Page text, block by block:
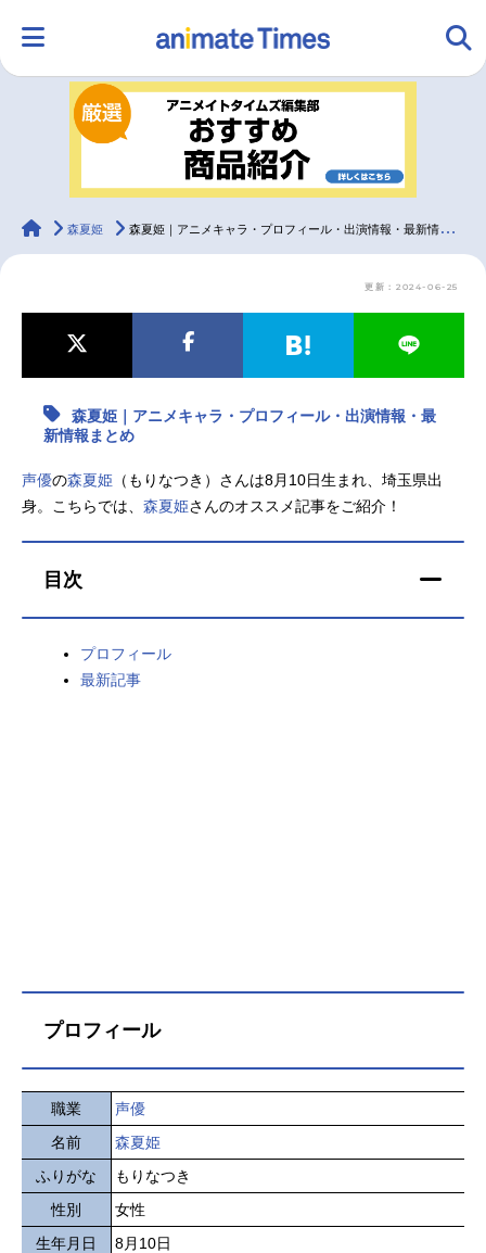
ランキング アニメ
ラジオ
最新記事一覧
アニメ記事一覧 声優記事一覧
今期アニメ曜日別一覧
春アニメ 夏アニメ
秋アニメ
animateTimes
森夏姫 森夏姫｜アニメキャラ・プロフィール・出演情報・最新情報まとめ
更新：2024-06-25
森夏姫｜アニメキャラ・プロフィール・出演情報・最
新情報まとめ
声優の森夏姫 （もりなつき）さんは8月10日生まれ、埼玉県出
身。こちらでは、 森夏姫さんのオススメ記事をご紹介！
目次
プロフィール
最新記事
プロフィール
職業
声優
名前
森夏姫
ふりがな
もりなつき
性別
女性
生年月日
8月10日